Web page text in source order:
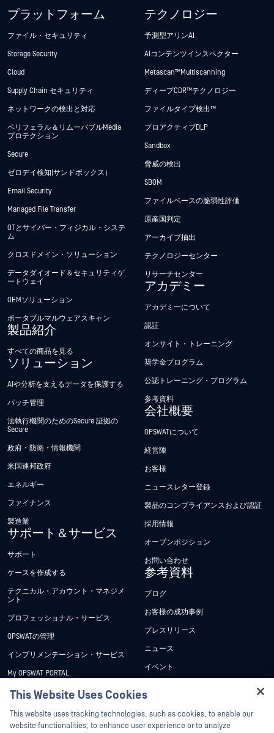
プラットフォーム
ファイル・セキュリティ
Storage Security
Cloud
Supply Chain セキュリティ
ネットワークの検出と対応
ペリフェラル＆リムーバブルMedia
プロテクション
Secure
ゼロデイ検知(サンドボックス）
Email Security
Managed File Transfer
OTとサイバー・フィジカル・システ
ム
クロスドメイン・ソリューション
データダイオード＆セキュリティゲ
ートウェイ
OEMソリューション
ポータブルマルウェアスキャン
製品紹介
すべての商品を見る
ソリューション
AIや分析を支えるデータを保護する
パッチ管理
法執行機関のためのSecure 証拠の
Secure
政府・防衛・情報機関
米国連邦政府
エネルギー
ファイナンス
製造業
サポート＆サービス
サポート
ケースを作成する
テクニカル・アカウント・マネジメ
ント
プロフェッショナル・サービス
OPSWATの管理
インプリメンテーション・サービス
My OPSWAT PORTAL
技術文書
トレーニング
脆弱性対策プログラム
テクノロジー
予測型アリンAI
AIコンテンツインスペクター
Metascan™ Multiscanning
ディープCDR™テクノロジー
ファイルタイプ検出™
プロアクティブDLP
Sandbox
脅威の検出
SBOM
ファイルベースの脆弱性評価
原産国判定
アーカイブ抽出
テクノロジーセンター
リサーチセンター
アカデミー
アカデミーについて
認証
オンサイト・トレーニング
奨学金プログラム
公認トレーニング・プログラム
参考資料
会社概要
OPSWATについて
経営陣
お客様
ニュースレター登録
製品のコンプライアンスおよび認証
採用情報
オープンポジション
お問い合わせ
参考資料
ブログ
お客様の成功事例
プレスリリース
ニュース
イベント
ホワイトペーパー
This Website Uses Cookies
This website uses tracking technologies, such as cookies, to enable our
website functionalities, to enhance user experience or to analyze
Hey there!
I'm Ozzy, your OPSWAT virtual assistant.